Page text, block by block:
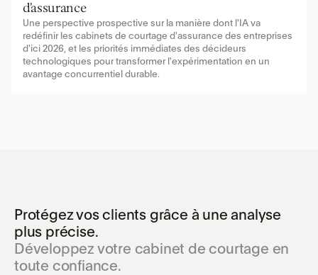
d'assurance
Une perspective prospective sur la manière dont l'IA va
redéfinir les cabinets de courtage d'assurance des entreprises
d'ici 2026, et les priorités immédiates des décideurs
technologiques pour transformer l'expérimentation en un
avantage concurrentiel durable.
Protégez vos clients grâce à une analyse
plus précise.
Développez votre cabinet de courtage en
toute confiance.